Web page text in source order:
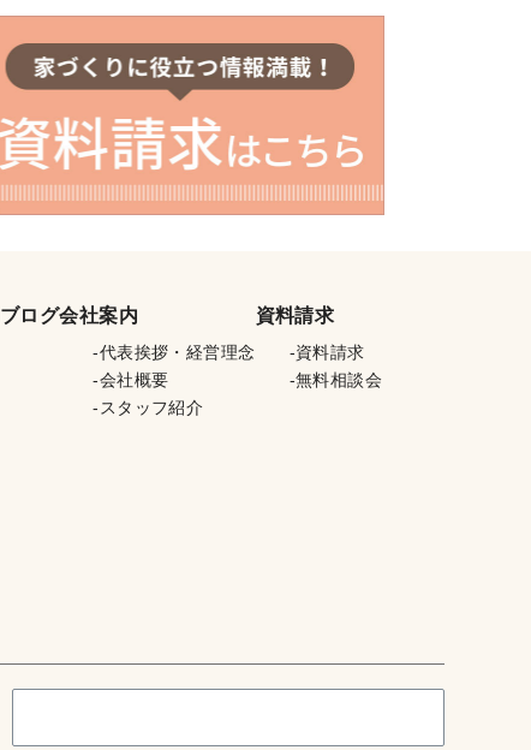
ブログ会社案内
代表挨拶・経営理念
会社概要
スタッフ紹介
資料請求
資料請求
無料相談会